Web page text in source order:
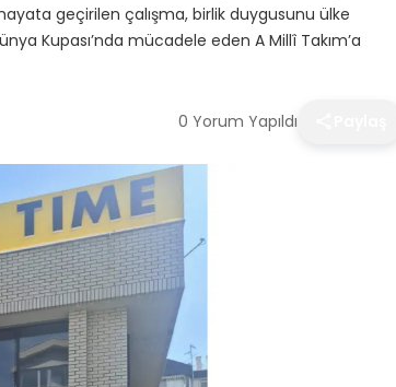
geçirilen çalışma, birlik duygusunu ülke
Kupası’nda mücadele eden A Millî Takım’a
0 Yorum Yapıldı